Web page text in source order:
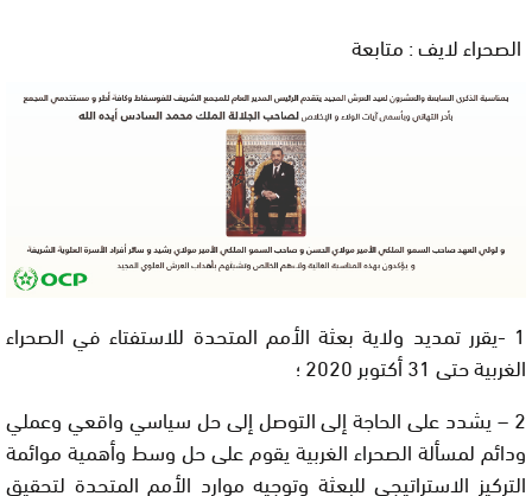
الصحراء لايف : متابعة
1 -يقرر تمديد ولاية بعثة الأمم المتحدة للاستفتاء في الصحراء
الغربية حتى 31 أكتوبر 2020 ؛
2 – يشدد على الحاجة إلى التوصل إلى حل سياسي واقعي وعملي
ودائم لمسألة الصحراء الغربية يقوم على حل وسط وأهمية موائمة
التركيز الاستراتيجي للبعثة وتوجيه موارد الأمم المتحدة لتحقيق